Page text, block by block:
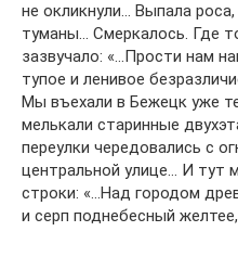
не окликнули… Выпала
туманы… Смеркалось. Где
зазвучало: «…Прости нам
тупое и ленивое
Мы въехали в Бежецк уже
мелькали старинные
переулки чередовались с
центральной улице… И тут
строки: «…Над городом
и серп поднебесный